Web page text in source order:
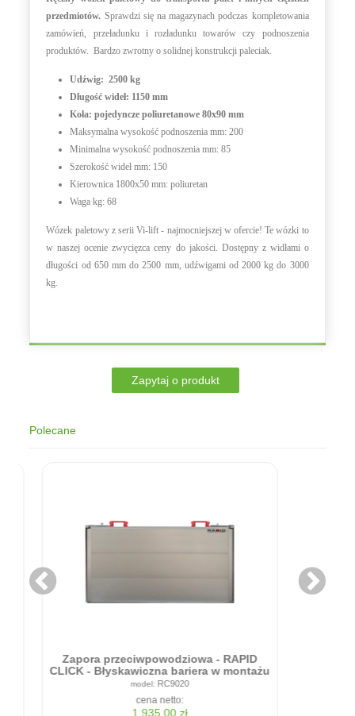
przedmiotów. Sprawdzi się na magazynach podczas kompletowania
zamówień, przeładunku i rozładunku towarów czy podnoszenia
produktów. Bardzo zwrotny o solidnej konstrukcji paleciak.
Udźwig: 2500 kg
Długość wideł: 1150 mm
Koła: pojedyncze poliuretanowe 80x90 mm
Maksymalna wysokość podnoszenia mm: 200
Minimalna wysokość podnoszenia mm: 85
Szerokość wideł mm: 150
Kierownica 1800x50 mm: poliuretan
Waga kg: 68
Wózek paletowy z serii Vi-lift - najmocniejszej w ofercie! Te wózki to
w naszej ocenie zwycięzca ceny do jakości. Dostępny z widłami o
długości od 650 mm do 2500 mm, udźwigami od 2000 kg do 3000
kg.
Polecane
przeciwpowodziowa - RAPID
- Błyskawiczna bariera w montażu